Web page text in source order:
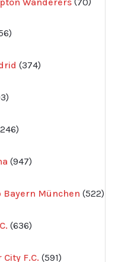
produkter
374
produkter
produkter
246
produkter
947
produkter
Bayern München 522
636
produkter
F.C. 591